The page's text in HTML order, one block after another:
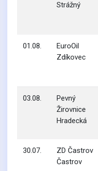
Strážný
01.08.
EuroOil
Zdíkovec
03.08.
Pevný
Žirovnice
Hradecká
30.07.
ZD Častrov
Častrov